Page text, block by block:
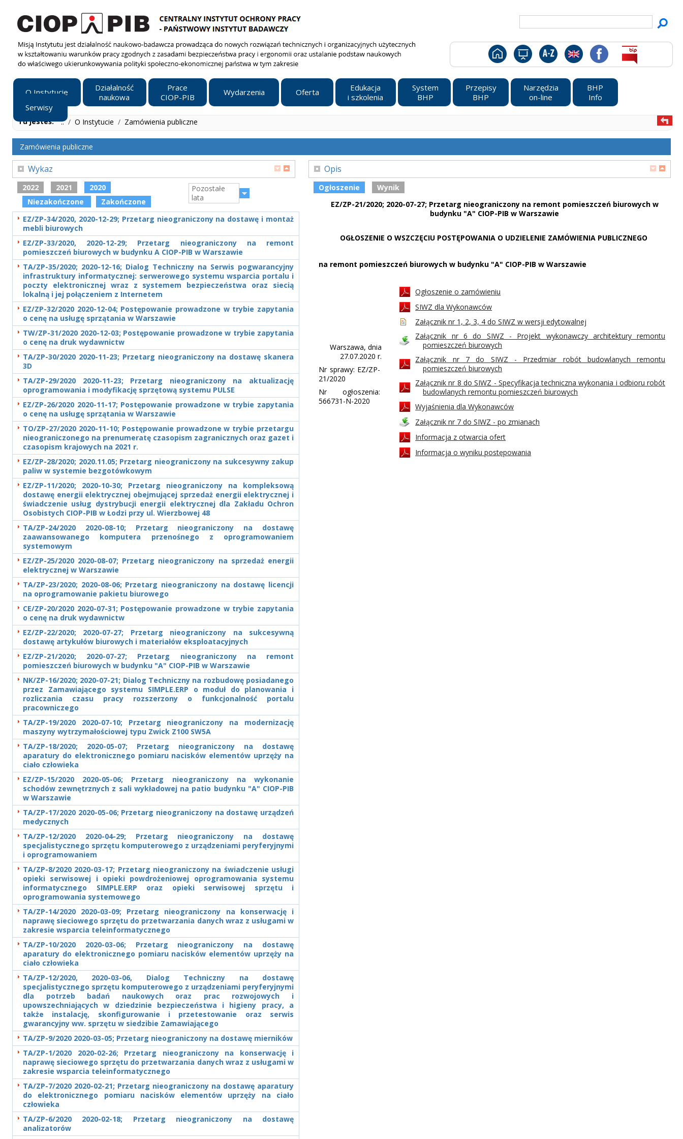
O Instytucie
Działalność
naukowa
Prace
CIOP-PIB
Wydarzenia Oferta
Edukacja
i szkolenia
System
BHP
Przepisy
BHP
Narzędzia
on-line
BHP
Info
Serwisy
Tu jesteś: ../ O Instytucie / Zamówienia publiczne
Zamówienia publiczne
Wykaz
2022 2021 2020
Pozostałe
lata
Niezakończone
Zakończone
EZ/ZP-34/2020, 2020-12-29; Przetarg nieograniczony na dostawę i montaż
mebli biurowych
EZ/ZP-33/2020, 2020-12-29; Przetarg nieograniczony na remont
pomieszczeń biurowych w budynku A CIOP-PIB w Warszawie
TA/ZP-35/2020; 2020-12-16; Dialog Techniczny na Serwis pogwarancyjny
infrastruktury informatycznej: serwerowego systemu wsparcia portalu i
poczty elektronicznej wraz z systemem bezpieczeństwa oraz siecią
lokalną i jej połączeniem z Internetem
EZ/ZP-32/2020 2020-12-04; Postępowanie prowadzone w trybie zapytania
o cenę na usługę sprzątania w Warszawie
TW/ZP-31/2020 2020-12-03; Postępowanie prowadzone w trybie zapytania
o cenę na druk wydawnictw
TA/ZP-30/2020 2020-11-23; Przetarg nieograniczony na dostawę skanera
3D
TA/ZP-29/2020 2020-11-23; Przetarg nieograniczony na aktualizację
oprogramowania i modyfikację sprzętową systemu PULSE
EZ/ZP-26/2020 2020-11-17; Postępowanie prowadzone w trybie zapytania
o cenę na usługę sprzątania w Warszawie
TO/ZP-27/2020 2020-11-10; Postępowanie prowadzone w trybie przetargu
nieograniczonego na prenumeratę czasopism zagranicznych oraz gazet i
czasopism krajowych na 2021 r.
EZ/ZP-28/2020; 2020.11.05; Przetarg nieograniczony na sukcesywny zakup
paliw w systemie bezgotówkowym
EZ/ZP-11/2020; 2020-10-30; Przetarg nieograniczony na kompleksową
dostawę energii elektrycznej obejmującej sprzedaż energii elektrycznej i
świadczenie usług dystrybucji energii elektrycznej dla Zakładu Ochron
Osobistych CIOP-PIB w Łodzi przy ul. Wierzbowej 48
TA/ZP-24/2020 2020-08-10; Przetarg nieograniczony na dostawę
zaawansowanego komputera przenośnego z oprogramowaniem
systemowym
EZ/ZP-25/2020 2020-08-07; Przetarg nieograniczony na sprzedaż energii
elektrycznej w Warszawie
TA/ZP-23/2020; 2020-08-06; Przetarg nieograniczony na dostawę licencji
na oprogramowanie pakietu biurowego
CE/ZP-20/2020 2020-07-31; Postępowanie prowadzone w trybie zapytania
o cenę na druk wydawnictw
EZ/ZP-22/2020; 2020-07-27; Przetarg nieograniczony na sukcesywną
dostawę artykułów biurowych i materiałów eksploatacyjnych
EZ/ZP-21/2020; 2020-07-27; Przetarg nieograniczony na remont
pomieszczeń biurowych w budynku "A" CIOP-PIB w Warszawie
NK/ZP-16/2020; 2020-07-21; Dialog Techniczny na rozbudowę posiadanego
przez Zamawiającego systemu SIMPLE.ERP o moduł do planowania i
rozliczania czasu pracy rozszerzony o funkcjonalność portalu
pracowniczego
TA/ZP-19/2020 2020-07-10; Przetarg nieograniczony na modernizację
maszyny wytrzymałościowej typu Zwick Z100 SW5A
TA/ZP-18/2020; 2020-05-07; Przetarg nieograniczony na dostawę
aparatury do elektronicznego pomiaru nacisków elementów uprzęży na
ciało człowieka
EZ/ZP-15/2020 2020-05-06; Przetarg nieograniczony na wykonanie
schodów zewnętrznych z sali wykładowej na patio budynku "A" CIOP-PIB
w Warszawie
TA/ZP-17/2020 2020-05-06; Przetarg nieograniczony na dostawę urządzeń
medycznych
TA/ZP-12/2020 2020-04-29; Przetarg nieograniczony na dostawę
specjalistycznego sprzętu komputerowego z urządzeniami peryferyjnymi
i oprogramowaniem
TA/ZP-8/2020 2020-03-17; Przetarg nieograniczony na świadczenie usługi
opieki serwisowej i opieki powdrożeniowej oprogramowania systemu
informatycznego SIMPLE.ERP oraz opieki serwisowej sprzętu i
oprogramowania systemowego
TA/ZP-14/2020 2020-03-09; Przetarg nieograniczony na konserwację i
naprawę sieciowego sprzętu do przetwarzania danych wraz z usługami w
zakresie wsparcia teleinformatycznego
TA/ZP-10/2020 2020-03-06; Przetarg nieograniczony na dostawę
aparatury do elektronicznego pomiaru nacisków elementów uprzęży na
ciało człowieka
TA/ZP-12/2020, 2020-03-06, Dialog Techniczny na dostawę
specjalistycznego sprzętu komputerowego z urządzeniami peryferyjnymi
dla potrzeb badań naukowych oraz prac rozwojowych i
upowszechniających w dziedzinie bezpieczeństwa i higieny pracy, a
także instalację, skonfigurowanie i przetestowanie oraz serwis
gwarancyjny ww. sprzętu w siedzibie Zamawiającego
TA/ZP-9/2020 2020-03-05; Przetarg nieograniczony na dostawę mierników
TA/ZP-1/2020 2020-02-26; Przetarg nieograniczony na konserwację i
naprawę sieciowego sprzętu do przetwarzania danych wraz z usługami w
zakresie wsparcia teleinformatycznego
TA/ZP-7/2020 2020-02-21; Przetarg nieograniczony na dostawę aparatury
do elektronicznego pomiaru nacisków elementów uprzęży na ciało
człowieka
TA/ZP-6/2020 2020-02-18; Przetarg nieograniczony na dostawę
analizatorów
Opis
Ogłoszenie
Wynik
EZ/ZP-21/2020; 2020-07-27; Przetarg nieograniczony na remont pomieszczeń biurowych w
budynku "A" CIOP-PIB w Warszawie
OGŁOSZENIE O WSZCZĘCIU POSTĘPOWANIA O UDZIELENIE ZAMÓWIENIA PUBLICZNEGO
na remont pomieszczeń biurowych w budynku "A" CIOP-PIB w Warszawie
Warszawa, dnia
27.07.2020 r.
Nr sprawy: EZ/ZP-
21/2020
Nr ogłoszenia:
566731-N-2020
Ogłoszenie o zamówieniu
SIWZ dla Wykonawców
Załącznik nr 1, 2, 3, 4 do SIWZ w wersji edytowalnej
Załącznik nr 6 do SIWZ - Projekt wykonawczy architektury remontu
pomieszczeń biurowych
Załącznik nr 7 do SIWZ - Przedmiar robót budowlanych remontu
pomieszczeń biurowych
Załącznik nr 8 do SIWZ - Specyfikacja techniczna wykonania i odbioru robót
budowlanych remontu pomieszczeń biurowych
Wyjaśnienia dla Wykonawców
Załącznik nr 7 do SIWZ - po zmianach
Informacja z otwarcia ofert
Informacja o wyniku postępowania